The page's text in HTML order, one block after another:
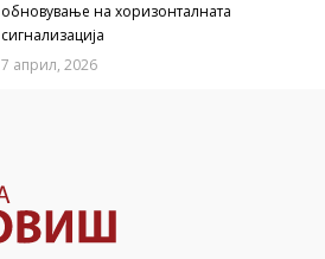
обновување на хоризонталната
сигнализација
7 април, 2026